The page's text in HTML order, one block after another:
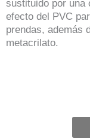
sustituido por una
efecto del PVC
prendas, además
metacrilato.